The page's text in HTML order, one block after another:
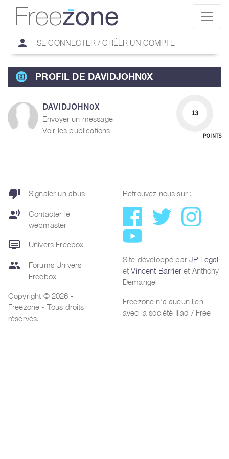
person SE CONNECTER / CRÉER UN COMPTE
PROFIL DE DAVIDJOHN0X
DAVIDJOHN0X
Envoyer un message
Voir les publications
13
POINTS
thumb_down Signaler un abus
record_voice_over
Contacter le
webmaster
dvr Univers Freebox
group
Forums Univers
Freebox
Copyright © 2026 -
Freezone - Tous droits
réservés.
Retrouvez nous sur :
Site développé parJP Legal
etVincent Barrieret Anthony
Demangel
Freezone n'a aucun lien
avec la société Iliad / Free